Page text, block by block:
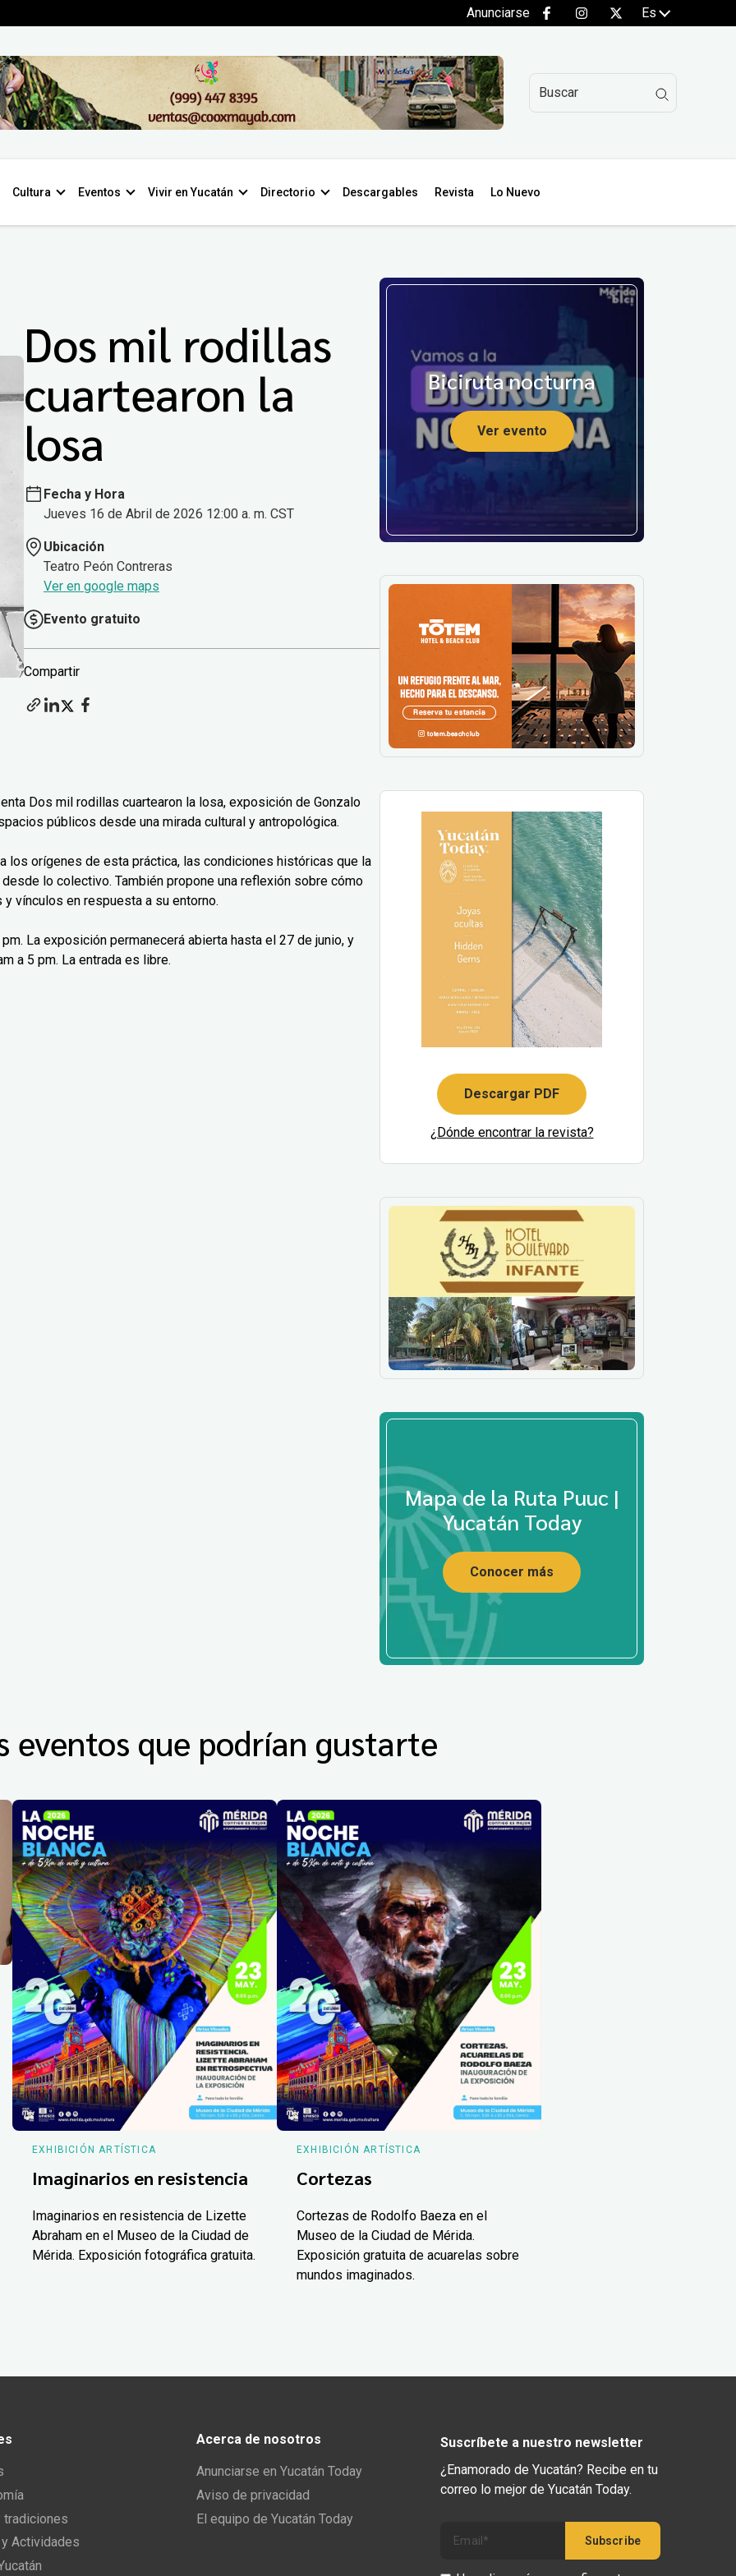
Anunciarse Es
Cultura Eventos Vivir en Yucatán Directorio Descargables Revista Lo Nuevo
Dos mil rodillas
cuartearon la
losa
Fecha y Hora
Jueves 16 de Abril de 2026 12:00 a. m. CST
Ubicación
Teatro Peón Contreras
Ver en google maps
Evento gratuito
Compartir
Dos mil rodillas cuartearon la losa, exposición de Gonzalo
públicos desde una mirada cultural y antropológica.
los orígenes de esta práctica, las condiciones históricas que la
lo colectivo. También propone una reflexión sobre cómo
vínculos en respuesta a su entorno.
La exposición permanecerá abierta hasta el 27 de junio, y
a 5 pm. La entrada es libre.
Biciruta nocturna
Ver evento
Descargar PDF
¿Dónde encontrar la revista?
Mapa de la Ruta Puuc |
Yucatán Today
Conocer más
eventos que podrían gustarte
EXHIBICIÓN ARTÍSTICA
Imaginarios en resistencia
Imaginarios en resistencia de Lizette
Abraham en el Museo de la Ciudad de
Mérida. Exposición fotográfica gratuita.
EXHIBICIÓN ARTÍSTICA
Cortezas
Cortezas de Rodolfo Baeza en el
Museo de la Ciudad de Mérida.
Exposición gratuita de acuarelas sobre
mundos imaginados.
tradiciones
Actividades
Acerca de nosotros
Anunciarse en Yucatán Today
Aviso de privacidad
El equipo de Yucatán Today
Suscríbete a nuestro newsletter
¿Enamorado de Yucatán? Recibe en tu
correo lo mejor de Yucatán Today.